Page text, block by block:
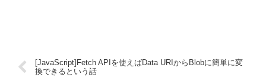
[JavaScript]Fetch APIを使えばData URIからBlobに簡単に変
換できるという話